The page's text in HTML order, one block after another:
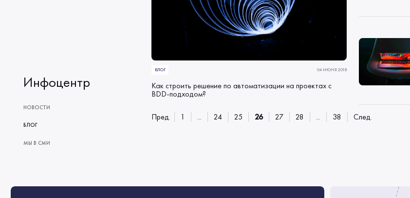
Инфоцентр
НОВОСТИ
БЛОГ
МЫ В СМИ
БЛОГ 04 ИЮНЯ 2018
Как строить решение по автоматизации на проектах с
BDD-подходом?
Пред. 1 ... 24 25 26 27 28 ... 38 След.